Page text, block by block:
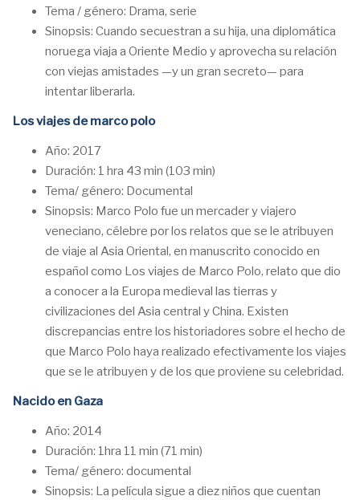
Tema / género: Drama, serie
Sinopsis: Cuando secuestran a su hija, una diplomática
noruega viaja a Oriente Medio y aprovecha su relación
con viejas amistades —y un gran secreto— para
intentar liberarla.
Los viajes de marco polo
Año: 2017
Duración: 1 hra 43 min (103 min)
Tema/ género: Documental
Sinopsis: Marco Polo fue un mercader y viajero
veneciano, célebre por los relatos que se le atribuyen
de viaje al Asia Oriental, en manuscrito conocido en
español como Los viajes de Marco Polo, relato que dio
a conocer a la Europa medieval las tierras y
civilizaciones del Asia central y China. Existen
discrepancias entre los historiadores sobre el hecho de
que Marco Polo haya realizado efectivamente los viajes
que se le atribuyen y de los que proviene su celebridad.
Nacido en Gaza
Año: 2014
Duración: 1hra 11 min (71 min)
Tema/ género: documental
Sinopsis: La película sigue a diez niños que cuentan